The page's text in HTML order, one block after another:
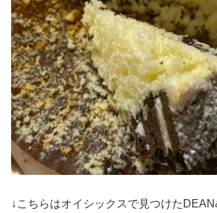
↓こちらはオイシックスで見つけた